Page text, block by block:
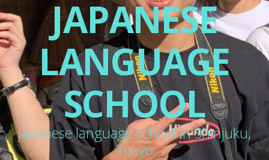
JAPANESE
LANGUAGE
SCHOOL
japanese language school in Shinjuku,
Tokyo